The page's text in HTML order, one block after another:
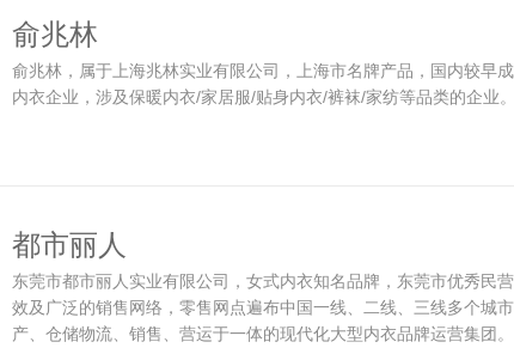
俞兆林
俞兆林，属于上海兆林实业有限公司，上海市名牌产品，国内较早
内衣企业，涉及保暖内衣/家居服/贴身内衣/裤袜/家纺等品类的企业
都市丽人
东莞市都市丽人实业有限公司，女式内衣知名品牌，东莞市优秀民
效及广泛的销售网络，零售网点遍布中国一线、二线、三线多个城
产、仓储物流、销售、营运于一体的现代化大型内衣品牌运营集团